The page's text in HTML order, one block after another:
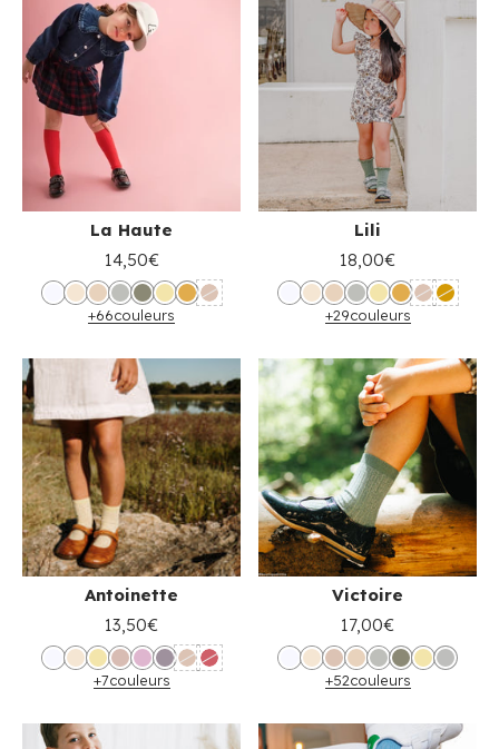
La Haute
14,50€
+66couleurs
Lili
18,00€
+29couleurs
Antoinette
13,50€
+7couleurs
Victoire
17,00€
+52couleurs